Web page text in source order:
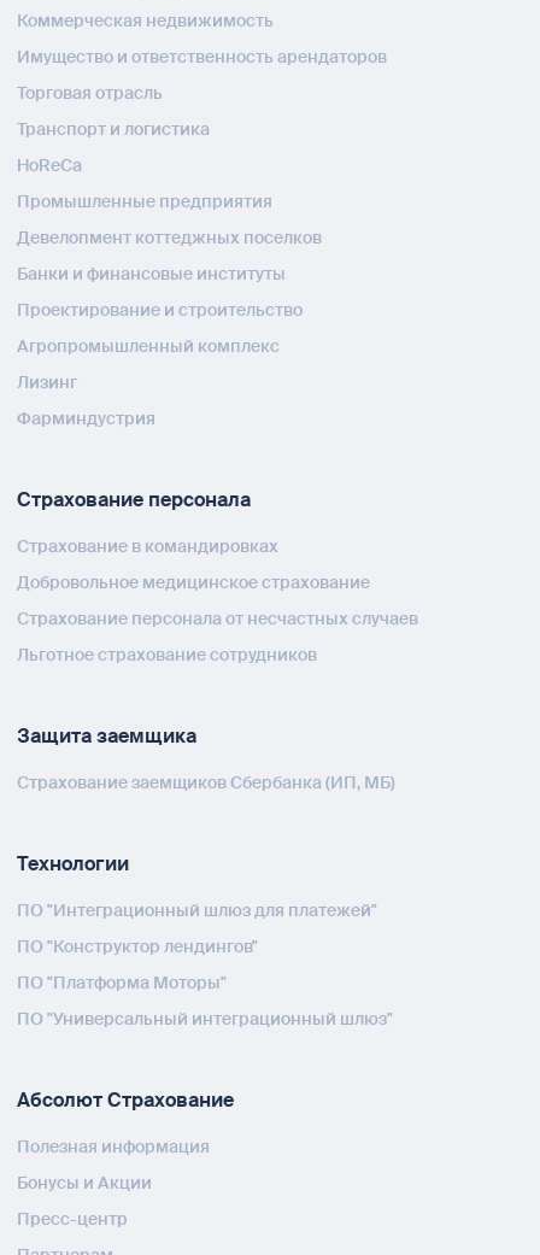
Коммерческая недвижимость
Имущество и ответственность арендаторов
Торговая отрасль
Транспорт и логистика
HoReCa
Промышленные предприятия
Девелопмент коттеджных поселков
Банки и финансовые институты
Проектирование и строительство
Агропромышленный комплекс
Лизинг
Фарминдустрия
Страхование персонала
Страхование в командировках
Добровольное медицинское страхование
Страхование персонала от несчастных случаев
Льготное страхование сотрудников
Защита заемщика
Страхование заемщиков Сбербанка (ИП, МБ)
Технологии
ПО "Интеграционный шлюз для платежей"
ПО "Конструктор лендингов"
ПО "Платформа Моторы"
ПО "Универсальный интеграционный шлюз"
Абсолют Страхование
Полезная информация
Бонусы и Акции
Пресс-центр